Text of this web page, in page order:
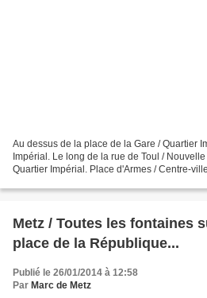
Au dessus de la place de la Gare / Quartier
Impérial. Le long de la rue de Toul /
Quartier Impérial. Place d'Armes / Centre-
Metz / Toutes les fontaines
place de la République...
Publié le 26/01/2014 à 12:58
Par Marc de Metz